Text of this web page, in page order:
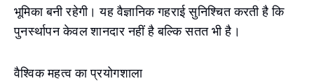
भूमिका बनी रहेगी। यह वैज्ञानिक गहराई सुनिश्चित करती है कि
पुनर्स्थापन केवल शानदार नहीं है बल्कि सतत भी है।
वैश्विक महत्व का प्रयोगशाला